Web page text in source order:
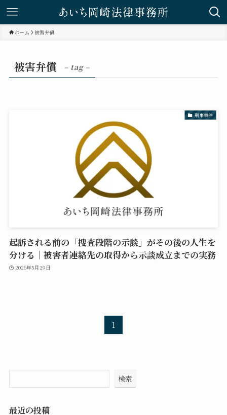
ホーム 被害弁償
被害弁償 – tag –
刑事事件
起訴される前の「捜査段階の示談」がその後の人生を
分ける｜被害者連絡先の取得から示談成立までの実務
2026年5月29日
1
検索
最近の投稿